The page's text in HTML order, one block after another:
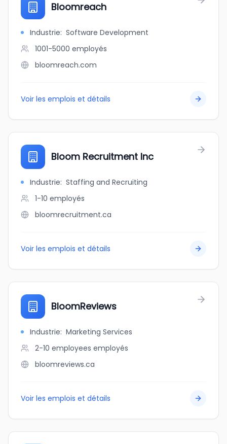
Bloomreach
Industrie: Software Development
1001-5000 employés
bloomreach.com
Voir les emplois et détails
Bloom Recruitment Inc
Industrie: Staffing and Recruiting
1-10 employés
bloomrecruitment.ca
Voir les emplois et détails
BloomReviews
Industrie: Marketing Services
2-10 employees employés
bloomreviews.ca
Voir les emplois et détails